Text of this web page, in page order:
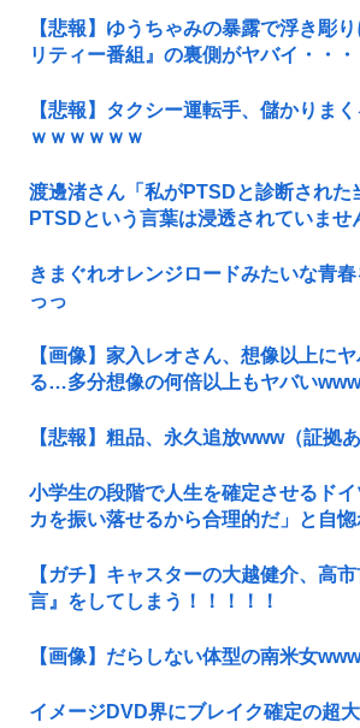
【悲報】ゆうちゃみの暴露で浮き彫
リティー番組』の裏側がヤバイ・・・
【悲報】タクシー運転手、儲かりま
ｗｗｗｗｗｗ
渡邊渚さん「私がPTSDと診断された
PTSDという言葉は浸透されていませ
きまぐれオレンジロードみたいな青
っっ
【画像】家入レオさん、想像以上に
る…多分想像の何倍以上もヤバいwww
【悲報】粗品、永久追放www（証拠あ
小学生の段階で人生を確定させるド
カを振い落せるから合理的だ」と自
【ガチ】キャスターの大越健介、高
言』をしてしまう！！！！！
【画像】だらしない体型の南米女www
イメージDVD界にブレイク確定の超